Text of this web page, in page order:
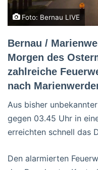
Foto: Bernau LIVE
Bernau /
Morgen des
zahlreiche
nach
Aus bisher
gegen 03.45 Uhr in
erreichten schnell das
Den alarmierten